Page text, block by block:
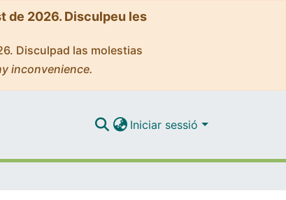
de 2026. Disculpeu les
Disculpad las molestias
inconvenience.
Iniciar sessió